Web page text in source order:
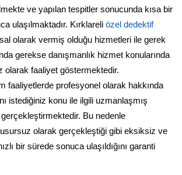
ve yapılan tespitler sonucunda kısa bir
ulaşılmaktadır. Kırklareli özel dedektif
olarak vermiş olduğu hizmetleri ile gerek
gerekse danışmanlık hizmet konularında
olarak faaliyet göstermektedir.
faaliyetlerde profesyonel olarak hakkında
istediğiniz konu ile ilgili uzmanlaşmış
gerçekleştirmektedir. Bu nedenle
olarak gerçekleştiği gibi eksiksiz ve
bir sürede sonuca ulaşıldığını garanti